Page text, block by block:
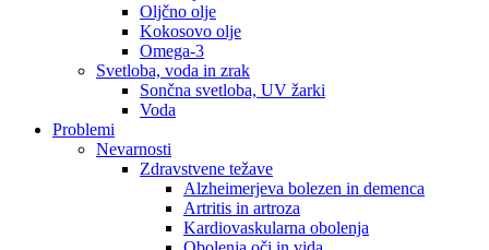
Oljčno olje
Kokosovo olje
Omega-3
Svetloba, voda in zrak
Sončna svetloba, UV žarki
Voda
Problemi
Nevarnosti
Zdravstvene težave
Alzheimerjeva bolezen in demenca
Artritis in artroza
Kardiovaskularna obolenja